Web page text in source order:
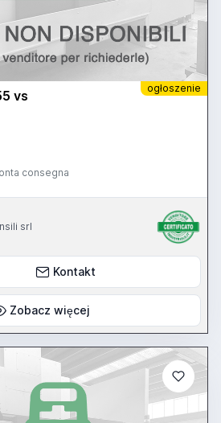
ogłoszenie
vs
consegna
srl
Kontakt
Zobacz więcej